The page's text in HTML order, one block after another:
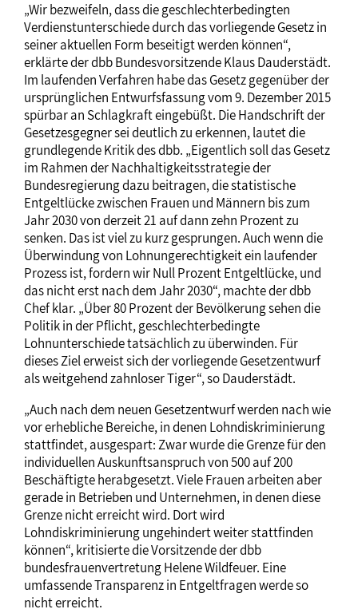
„Wir bezweifeln, dass die geschlechterbedingten
Verdienstunterschiede durch das vorliegende Gesetz in
seiner aktuellen Form beseitigt werden können“,
erklärte der dbb Bundesvorsitzende Klaus Dauderstädt.
Im laufenden Verfahren habe das Gesetz gegenüber der
ursprünglichen Entwurfsfassung vom 9. Dezember 2015
spürbar an Schlagkraft eingebüßt. Die Handschrift der
Gesetzesgegner sei deutlich zu erkennen, lautet die
grundlegende Kritik des dbb. „Eigentlich soll das Gesetz
im Rahmen der Nachhaltigkeitsstrategie der
Bundesregierung dazu beitragen, die statistische
Entgeltlücke zwischen Frauen und Männern bis zum
Jahr 2030 von derzeit 21 auf dann zehn Prozent zu
senken. Das ist viel zu kurz gesprungen. Auch wenn die
Überwindung von Lohnungerechtigkeit ein laufender
Prozess ist, fordern wir Null Prozent Entgeltlücke, und
das nicht erst nach dem Jahr 2030“, machte der dbb
Chef klar. „Über 80 Prozent der Bevölkerung sehen die
Politik in der Pflicht, geschlechterbedingte
Lohnunterschiede tatsächlich zu überwinden. Für
dieses Ziel erweist sich der vorliegende Gesetzentwurf
als weitgehend zahnloser Tiger“, so Dauderstädt.
„Auch nach dem neuen Gesetzentwurf werden nach wie
vor erhebliche Bereiche, in denen Lohndiskriminierung
stattfindet, ausgespart: Zwar wurde die Grenze für den
individuellen Auskunftsanspruch von 500 auf 200
Beschäftigte herabgesetzt. Viele Frauen arbeiten aber
gerade in Betrieben und Unternehmen, in denen diese
Grenze nicht erreicht wird. Dort wird
Lohndiskriminierung ungehindert weiter stattfinden
können“, kritisierte die Vorsitzende der dbb
bundesfrauenvertretung Helene Wildfeuer. Eine
umfassende Transparenz in Entgeltfragen werde so
nicht erreicht.